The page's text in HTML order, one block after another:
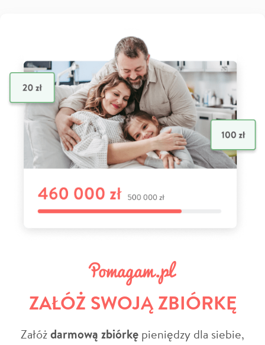
ZAŁÓŻ SWOJĄ ZBIÓRKĘ
Załóżdarmową zbiórkę pieniędzy dla siebie,